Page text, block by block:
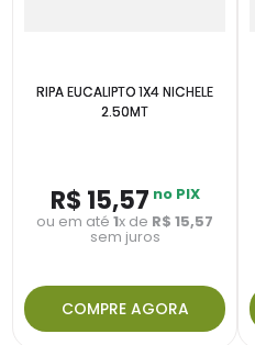
RIPA EUCALIPTO 1X4 NICHELE
2.50MT
R$ 15,57 no PIX
ou em até1x de R$ 15,57
sem juros
COMPRE AGORA